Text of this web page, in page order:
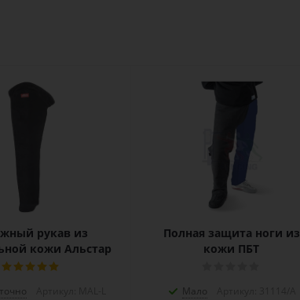
рукав из
кожи Альстар
Полная защита ноги из
кожи ПБТ
Мало